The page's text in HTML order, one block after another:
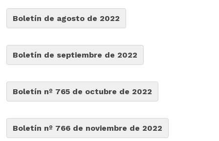
Boletín de agosto de 2022
Boletín de septiembre de 2022
Boletín nº 765 de octubre de 2022
Boletín nº 766 de noviembre de 2022